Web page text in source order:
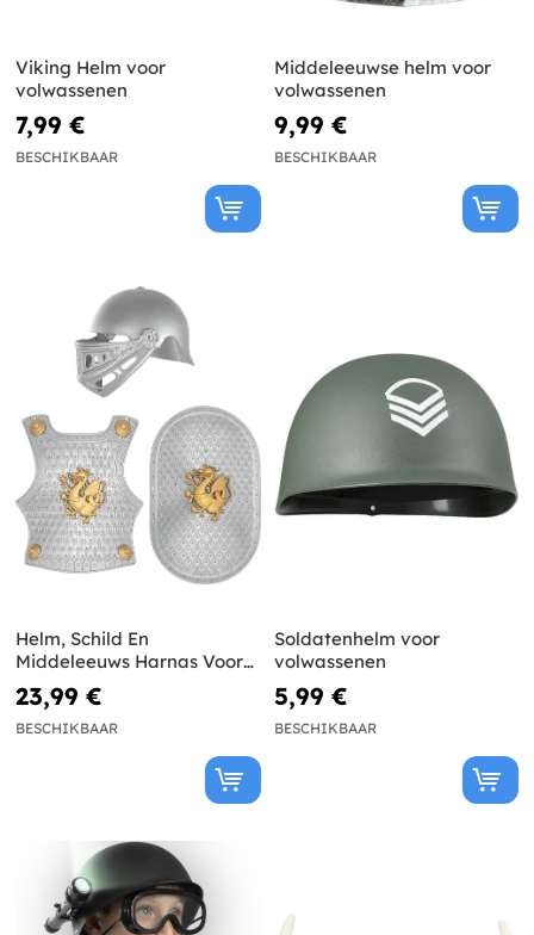
Viking Helm voor
volwassenen
7,99 €
BESCHIKBAAR
Middeleeuwse helm voor
volwassenen
9,99 €
BESCHIKBAAR
Helm, Schild En
Middeleeuws Harnas Voor
Kinderen
23,99 €
BESCHIKBAAR
Soldatenhelm voor
volwassenen
5,99 €
BESCHIKBAAR